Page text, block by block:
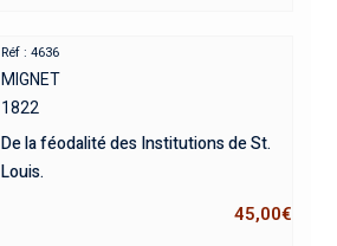
Réf : 4636
MIGNET
1822
De la féodalité des Institutions de St.
Louis.
45,00€